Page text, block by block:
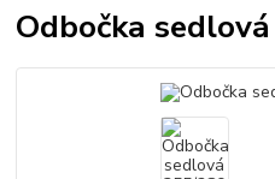
Odbočka